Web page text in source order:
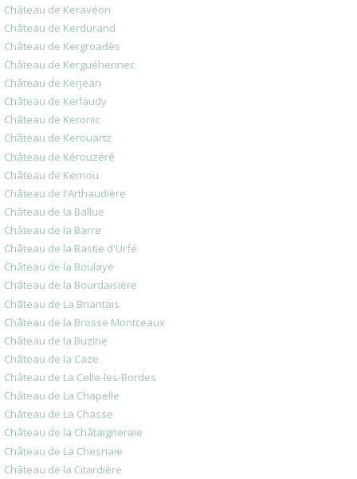
Château de Keravéon
Château de Kerdurand
Château de Kergroadès
Château de Kerguéhennec
Château de Kerjean
Château de Kerlaudy
Château de Keronic
Château de Kerouartz
Château de Kérouzéré
Château de Kerriou
Château de l'Arthaudière
Château de la Ballue
Château de la Barre
Château de la Bastie d'Urfé
Château de la Boulaye
Château de la Bourdaisière
Château de La Briantais
Château de la Brosse Montceaux
Château de la Buzine
Château de la Caze
Château de La Celle-les-Bordes
Château de La Chapelle
Château de La Chasse
Château de la Châtaigneraie
Château de La Chesnaie
Château de la Citardière